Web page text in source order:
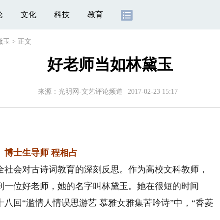
文化 科技 教育
玉 > 正文
好老师当如林黛玉
来源： 光明网-文艺评论频道 2017-02-23 15:17
士生导师 程相占
对古诗词教育的深刻反思。作为高校文科教师，
位好老师，她的名字叫林黛玉。她在很短的时间
回“滥情人情误思游艺 慕雅女雅集苦吟诗”中，“香菱